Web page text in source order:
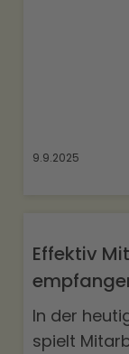
9.9.2025
Effektiv
In der
spielt